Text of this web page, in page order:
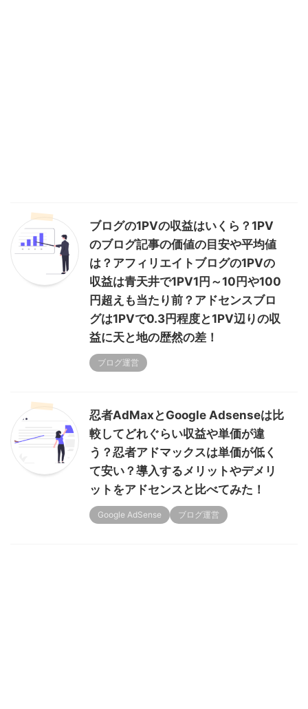
ブログの1PVの収益はいくら？1PV
のブログ記事の価値の目安や平均値
は？アフィリエイトブログの1PVの
収益は青天井で1PV1円～10円や100
円超えも当たり前？アドセンスブロ
グは1PVで0.3円程度と1PV辺りの収
益に天と地の歴然の差！
ブログ運営
忍者AdMaxとGoogle Adsenseは比
較してどれぐらい収益や単価が違
う？忍者アドマックスは単価が低く
て安い？導入するメリットやデメリ
ットをアドセンスと比べてみた！
Google AdSense ブログ運営